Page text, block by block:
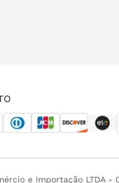
e Importação LTDA -